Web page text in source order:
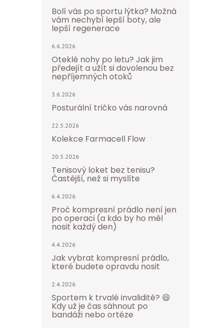
Bolí vás po sportu lýtka? Možná
vám nechybí lepší boty, ale
lepší regenerace
6.6.2026
Oteklé nohy po letu? Jak jim
předejít a užít si dovolenou bez
nepříjemných otoků
3.6.2026
Posturální tričko vás narovná
22.5.2026
Kolekce Farmacell Flow
20.5.2026
Tenisový loket bez tenisu?
Častější, než si myslíte
6.4.2026
Proč kompresní prádlo není jen
po operaci (a kdo by ho měl
nosit každý den)
4.4.2026
Jak vybrat kompresní prádlo,
které budete opravdu nosit
2.4.2026
Sportem k trvalé invaliditě? 😄
Kdy už je čas sáhnout po
bandáži nebo ortéze